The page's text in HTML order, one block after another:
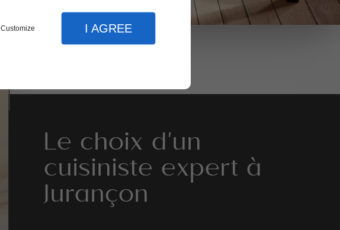
Customize I AGREE
Le choix d'un
cuisiniste expert à
Jurançon